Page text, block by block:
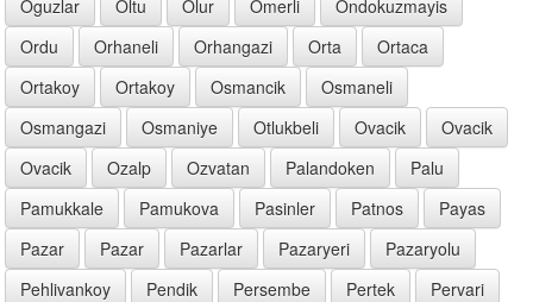
Oguzlar
Oltu Olur Omerli
Ondokuzmayis
Ordu
Orhaneli Orhangazi Orta
Ortaca
Ortakoy
Ortakoy Osmancik
Osmaneli
Osmangazi
Osmaniye Otlukbeli Ovacik
Ovacik
Ovacik
Ozalp Ozvatan Palandoken
Palu
Pamukkale
Pamukova Pasinler Patnos
Payas
Pazar
Pazar Pazarlar Pazaryeri
Pazaryolu
Pehlivankoy
Pendik Persembe Pertek
Pervari